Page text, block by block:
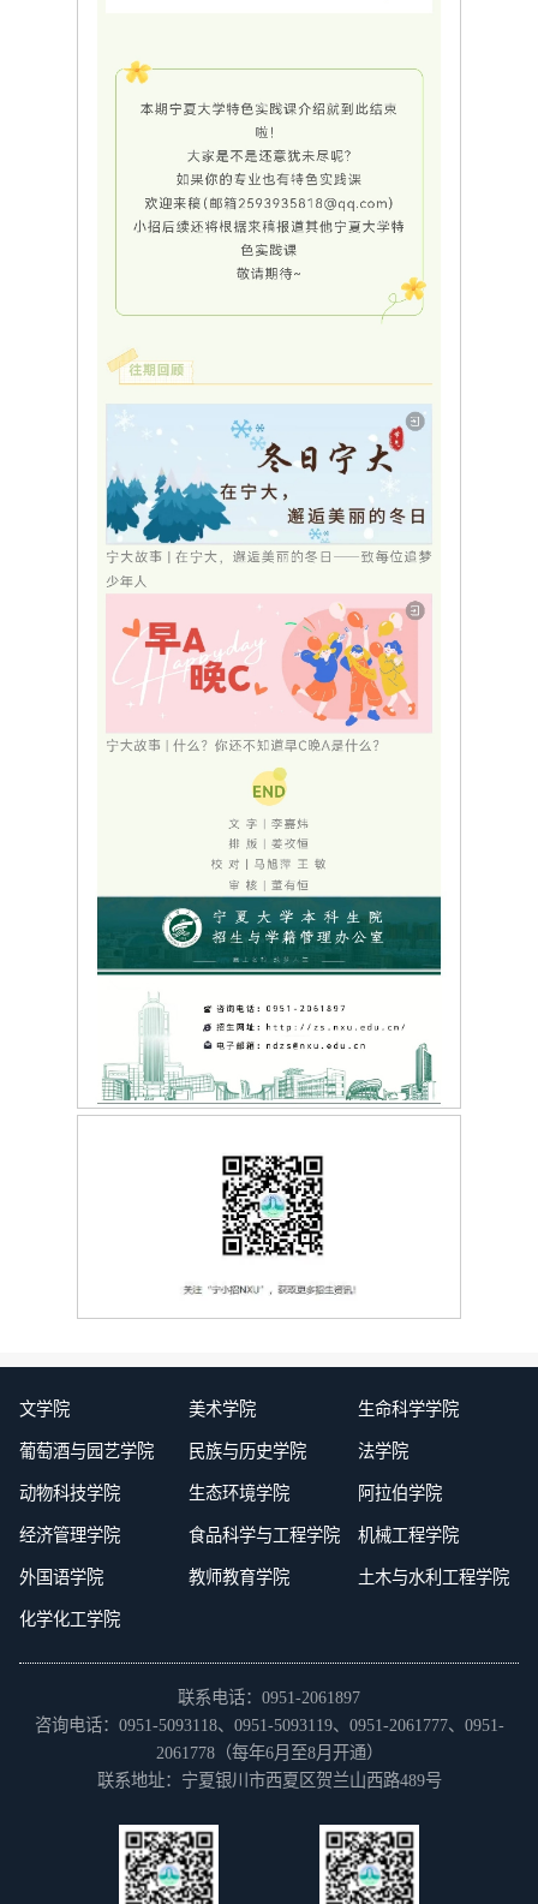
文学院 美术学院 生命科学学院
葡萄酒与园艺学院 民族与历史学院 法学院
动物科技学院 生态环境学院 阿拉伯学院
经济管理学院 食品科学与工程学院 机械工程学院
外国语学院 教师教育学院 土木与水利工程学院
化学化工学院
联系电话：0951-2061897
咨询电话：0951-5093118、0951-5093119、0951-2061777、0951-
2061778（每年6月至8月开通）
联系地址：宁夏银川市西夏区贺兰山西路489号